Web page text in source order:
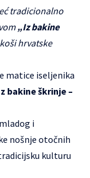
tradicionalno
„Iz bakine
hrvatske
matice iseljenika
bakine škrinje –
i
nošnje otočnih
kulturu